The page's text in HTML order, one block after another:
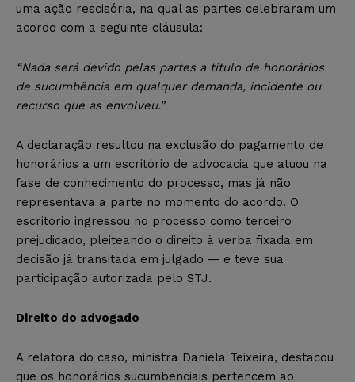
uma ação rescisória, na qual as partes celebraram um
acordo com a seguinte cláusula:
“Nada será devido pelas partes a título de honorários
de sucumbência em qualquer demanda, incidente ou
recurso que as envolveu.”
A declaração resultou na exclusão do pagamento de
honorários a um escritório de advocacia que atuou na
fase de conhecimento do processo, mas já não
representava a parte no momento do acordo. O
escritório ingressou no processo como terceiro
prejudicado, pleiteando o direito à verba fixada em
decisão já transitada em julgado — e teve sua
participação autorizada pelo STJ.
Direito do advogado
A relatora do caso, ministra Daniela Teixeira, destacou
que os honorários sucumbenciais pertencem ao